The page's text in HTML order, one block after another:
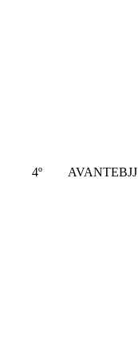
4º AVANTEBJJ